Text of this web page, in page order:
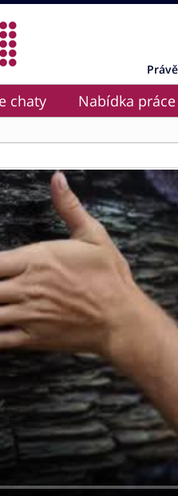
chaty Nabídka práce